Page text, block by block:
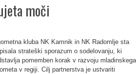
moči
kluba NK Kamnik in NK Radomlje sta
strateški sporazum o sodelovanju, ki
pomemben korak v razvoju mladinskega
v regiji. Cilj partnerstva je ustvariti